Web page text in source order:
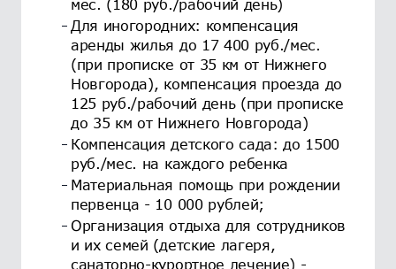
мес. (180 руб./рабочий день)
Для иногородних: компенсация
аренды жилья до 17 400 руб./мес.
(при прописке от 35 км от Нижнего
Новгорода), компенсация проезда до
125 руб./рабочий день (при прописке
до 35 км от Нижнего Новгорода)
Компенсация детского сада: до 1500
руб./мес. на каждого ребенка
Материальная помощь при рождении
первенца - 10 000 рублей;
Организация отдыха для сотрудников
и их семей (детские лагеря,
санаторно-курортное лечение) -